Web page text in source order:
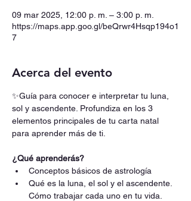
09 mar 2025, 12:00 p. m. – 3:00 p. m.
https://maps.app.goo.gl/beQrwr4Hsqp194o1
7
Acerca del evento
✨Guía para conocer e interpretar tu luna,
sol y ascendente. Profundiza en los 3
elementos principales de tu carta natal
para aprender más de ti.
¿Qué aprenderás?
Conceptos básicos de astrología
Qué es la luna, el sol y el ascendente.
Cómo trabajar cada uno en tu vida.